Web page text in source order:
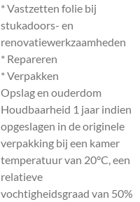
* Vastzetten folie bij
stukadoors- en
renovatiewerkzaamheden
* Repareren
* Verpakken
Opslag en ouderdom
Houdbaarheid 1 jaar indien
opgeslagen in de originele
verpakking bij een kamer
temperatuur van 20°C, een
relatieve
vochtigheidsgraad van 50%